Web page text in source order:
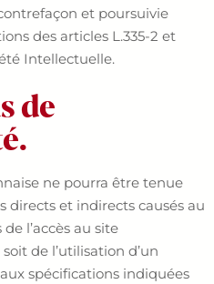
et poursuivie
des articles L.335-2 et
Intellectuelle.
de
ne pourra être tenue
directs et indirects causés au
l’accès au site
de l’utilisation d’un
spécifications indiquées